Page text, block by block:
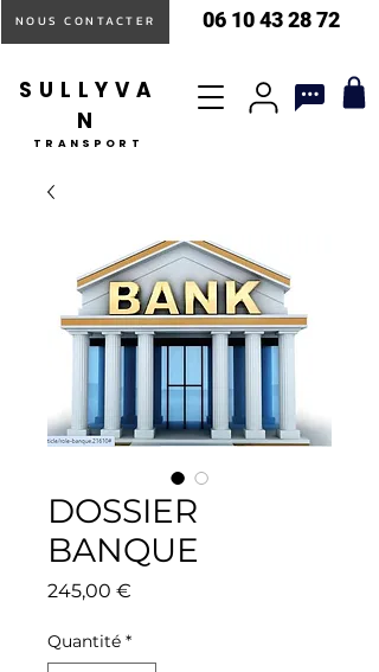
NOUS CONTACTER 06 10 43 28 72
SULLYVA
N
TRANSPORT
DOSSIER
BANQUE
245,00 €
Quantité *